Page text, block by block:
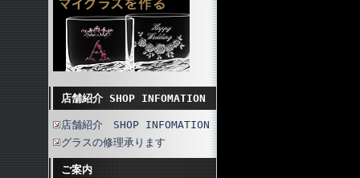
店舗紹介 SHOP INFOMATION
店舗紹介 SHOP INFOMATION
グラスの修理承ります
ご案内